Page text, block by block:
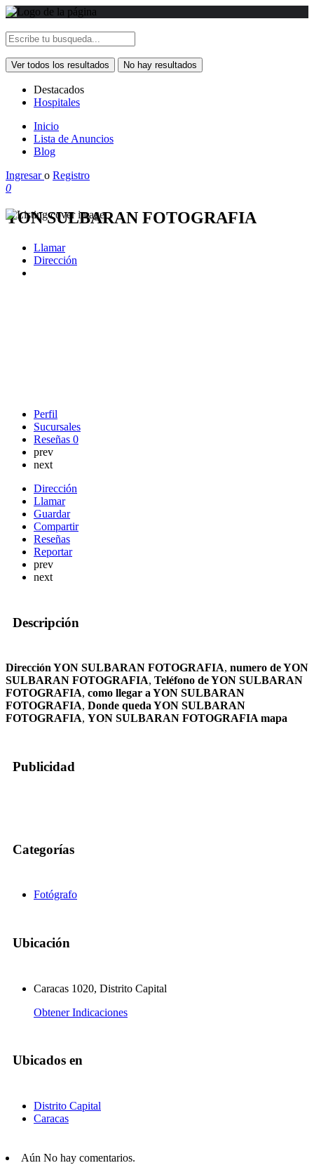
Ver todos los resultados No hay resultados
Destacados
Hospitales
Inicio
Lista de Anuncios
Blog
Ingresaro Registro
0
YON SULBARAN FOTOGRAFIA
Llamar
Dirección
Perfil
Sucursales
Reseñas 0
prev
next
Dirección
Llamar
Guardar
Compartir
Reseñas
Reportar
prev
next
Descripción
Dirección YON SULBARAN FOTOGRAFIA, numero de YON
SULBARAN FOTOGRAFIA, Teléfono de YON SULBARAN
FOTOGRAFIA, como llegar a YON SULBARAN
FOTOGRAFIA, Donde queda YON SULBARAN
FOTOGRAFIA, YON SULBARAN FOTOGRAFIA mapa
Publicidad
Categorías
Fotógrafo
Ubicación
Caracas 1020, Distrito Capital
Obtener Indicaciones
Ubicados en
Distrito Capital
Caracas
Aún No hay comentarios.